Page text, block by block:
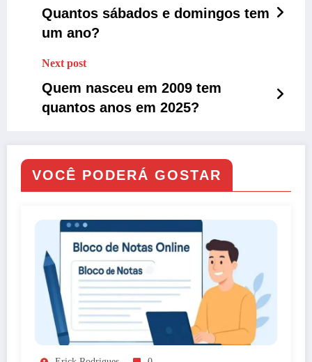
Quantos sábados e domingos tem
um ano?
Next post
Quem nasceu em 2009 tem
quantos anos em 2025?
VOCÊ PODERÁ GOSTAR